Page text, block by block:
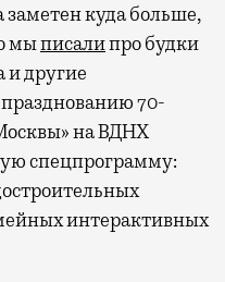
заметен куда больше,
мыписалипро будки
и другие
70-
на ВДНХ
спецпрограмму:
интерактивных